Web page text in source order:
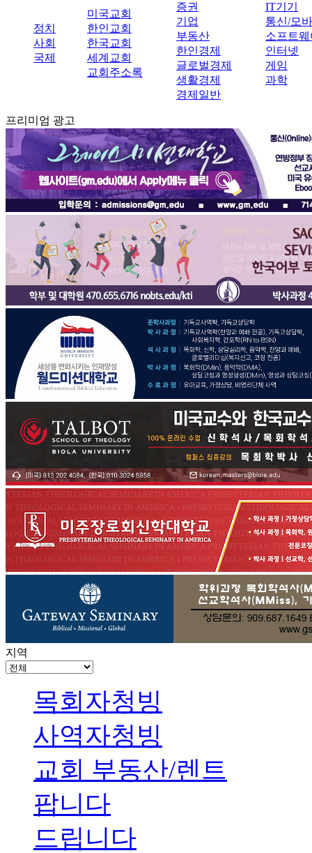
정치
사회
국제
미국교회
한인교회
한국교회
세계교회
교회주소록
증권
기업
부동산
한인경제
글로벌경제
생활경제
경제일반
IT기기
통신/모
소프트웨
인터넷
게임
과학
프리미엄 광고
지역
목회자청빙
사역자청빙
교회 부동산/렌트
팝니다
드립니다